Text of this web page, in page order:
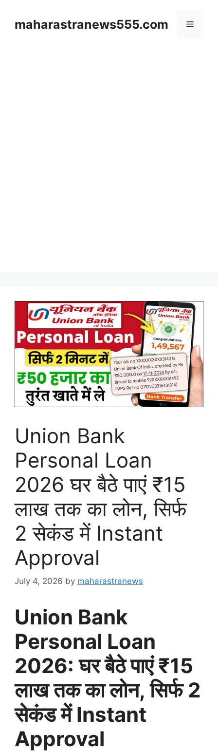
contentmaharastranews555.com Menu
Union Bank
Personal Loan
2026 घर बैठे पाएं ₹15
लाख तक का लोन, सिर्फ
2 सेकंड में Instant
Approval
July 4, 2026 by maharastranews
Union Bank
Personal Loan
2026: घर बैठे पाएं ₹15
लाख तक का लोन, सिर्फ 2
सेकंड में Instant
Approval